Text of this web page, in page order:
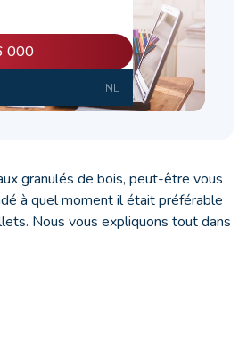
000
NL
granulés de bois, peut-être vous
à quel moment il était préférable
Nous vous expliquons tout dans